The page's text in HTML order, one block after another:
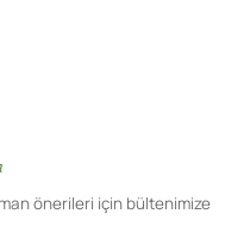
önerileri için bültenimize